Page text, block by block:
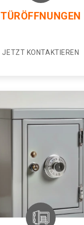
TÜRÖFFNUNGEN
JETZT KONTAKTIEREN